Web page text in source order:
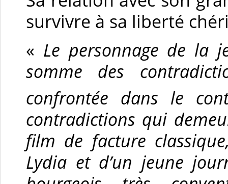
survivre à sa liberté
« Le personnage de la
somme des
confrontée dans le
contradictions qui
film de facture
Lydia et d’un jeune